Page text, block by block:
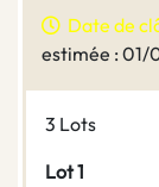
Date de
estimée : 01/
3 Lots
Lot 1